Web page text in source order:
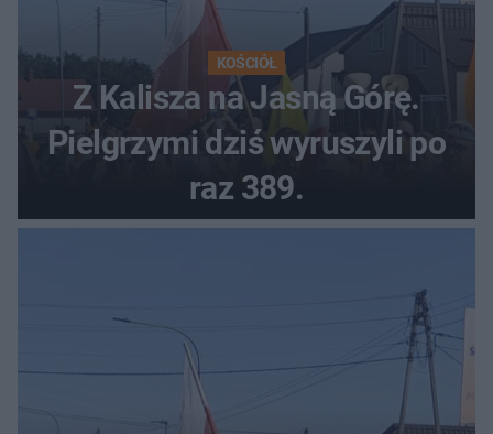
KOŚCIÓŁ
Z Kalisza na Jasną Górę.
Pielgrzymi dziś wyruszyli po
raz 389.